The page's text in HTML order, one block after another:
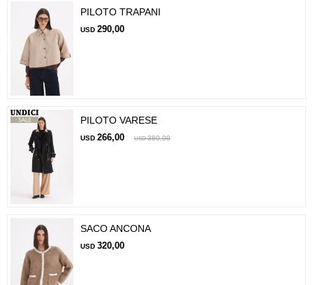
PILOTO TRAPANI
USD 290,00
PILOTO VARESE
USD 266,00 USD 380,00
SACO ANCONA
USD 320,00